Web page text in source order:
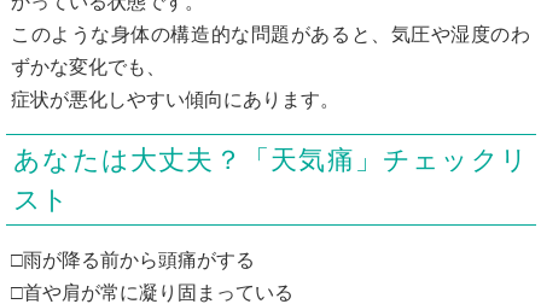
このような身体の構造的な問題があると、気圧や湿度のわ
ずかな変化でも、
症状が悪化しやすい傾向にあります。
あなたは大丈夫？「天気痛」チェックリ
スト
□雨が降る前から頭痛がする
□首や肩が常に凝り固まっている